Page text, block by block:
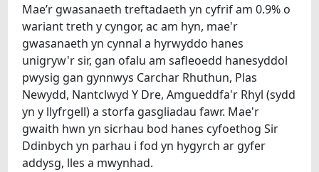
Mae’r gwasanaeth treftadaeth yn cyfrif am 0.9% o
wariant treth y cyngor, ac am hyn, mae'r
gwasanaeth yn cynnal a hyrwyddo hanes
unigryw'r sir, gan ofalu am safleoedd hanesyddol
pwysig gan gynnwys Carchar Rhuthun, Plas
Newydd, Nantclwyd Y Dre, Amgueddfa'r Rhyl (sydd
yn y llyfrgell) a storfa gasgliadau fawr. Mae'r
gwaith hwn yn sicrhau bod hanes cyfoethog Sir
Ddinbych yn parhau i fod yn hygyrch ar gyfer
addysg, lles a mwynhad.